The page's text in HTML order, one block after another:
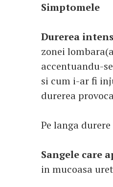
Simptomele
Durerea
zonei
accentuandu-
si cum i-ar fi
durerea
Pe langa
Sangele care
in mucoasa